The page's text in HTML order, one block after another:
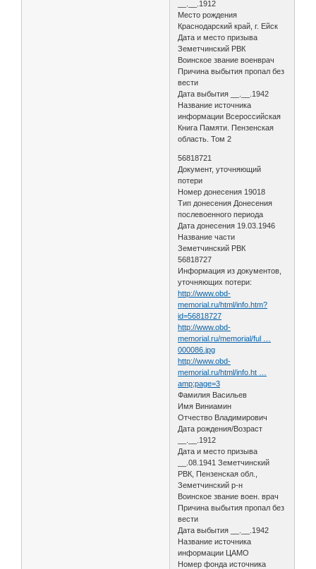
__.__.1912
Место рождения
Краснодарский край, г. Ейск
Дата и место призыва
Земетчинский РВК
Воинское звание военврач
Причина выбытия пропал без
вести
Дата выбытия __.__.1942
Название источника
информации Всероссийская
Книга Памяти. Пензенская
область. Том 2
56818721
Документ, уточняющий
потери
Номер донесения 19018
Тип донесения Донесения
послевоенного периода
Дата донесения 19.03.1946
Название части
Земетчинский РВК
56818727
Информация из документов,
уточняющих потери:
http://www.obd-
memorial.ru/html/info.htm?
id=56818727
http://www.obd-
memorial.ru/memorial/ful …
000086.jpg
http://www.obd-
memorial.ru/html/info.ht …
amp;page=3
Фамилия Васильев
Имя Виниамин
Отчество Владимирович
Дата рождения/Возраст
__.__.1912
Дата и место призыва
__.08.1941 Земетчинский
РВК, Пензенская обл.,
Земетчинский р-н
Воинское звание воен. врач
Причина выбытия пропал без
вести
Дата выбытия __.__.1942
Название источника
информации ЦАМО
Номер фонда источника